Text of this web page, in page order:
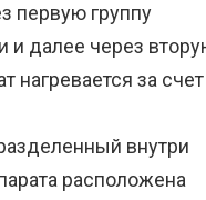
первую группу
и далее через
за счет
внутри
расположена